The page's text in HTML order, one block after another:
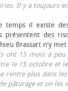
Il y a toujours
temps il existe
présentent des
Brassart n'y
ont 15 mois à
le 15 octobre et
rentre plus dans
pâturage et on les